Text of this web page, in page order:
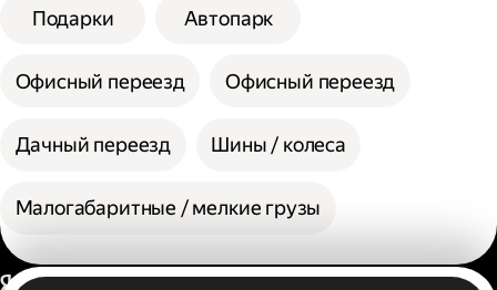
Подарки Автопарк
Офисный переезд Офисный переезд
Дачный переезд Шины / колеса
Малогабаритные / мелкие грузы